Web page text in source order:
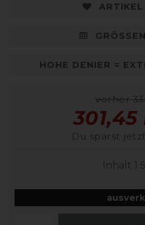
ARTIKEL
HOHE DENIER =
vorher
301,45
Du sparst
Inhalt 1